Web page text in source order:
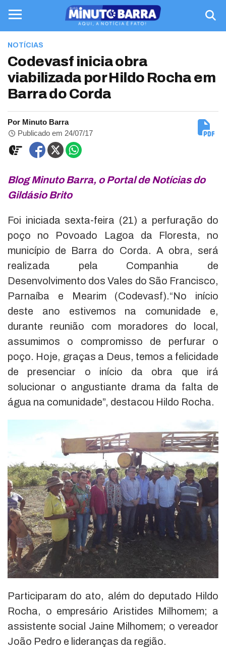
NOTÍCIAS
Codevasf inicia obra
viabilizada por Hildo Rocha em
Barra do Corda
Por Minuto Barra
Publicado em 24/07/17
Blog Minuto Barra, o Portal de Notícias do
Gildásio Brito
Foi iniciada sexta-feira (21) a perfuração do
poço no Povoado Lagoa da Floresta, no
município de Barra do Corda. A obra, será
realizada pela Companhia de
Desenvolvimento dos Vales do São Francisco,
Parnaíba e Mearim (Codevasf).“No início
deste ano estivemos na comunidade e,
durante reunião com moradores do local,
assumimos o compromisso de perfurar o
poço. Hoje, graças a Deus, temos a felicidade
de presenciar o início da obra que irá
solucionar o angustiante drama da falta de
água na comunidade”, destacou Hildo Rocha.
Participaram do ato, além do deputado Hildo
Rocha, o empresário Aristides Milhomem; a
assistente social Jaine Milhomem; o vereador
João Pedro e lideranças da região.